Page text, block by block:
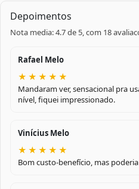
Depoimentos
Nota media: 4.7 de 5, com 18
Rafael Melo
★ ★ ★ ★ ★
Mandaram ver, sensacional pra
nível, fiquei impressionado.
Vinícius Melo
★ ★ ★ ★ ★
Bom custo-benefício, mas